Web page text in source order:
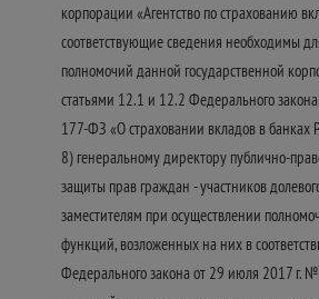
корпорации «Агентство по страхованию
соответствующие сведения необходимы
полномочий данной государственной
статьями 12.1 и 12.2 Федерального
177-ФЗ «О страховании вкладов в банках
8) генеральному директору публично-
защиты прав граждан - участников
заместителям при осуществлении
функций, возложенных на них в
Федерального закона от 29 июля 2017 г.